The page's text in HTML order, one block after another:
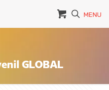
MENU
GLOBAL